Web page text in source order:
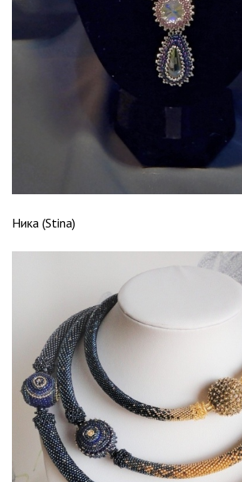
Ника (Stina)